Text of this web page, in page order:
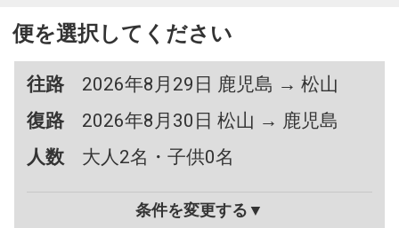
便を選択してください
往路
2026年8月29日 鹿児島 → 松山
復路
2026年8月30日 松山 → 鹿児島
人数
大人2名・子供0名
条件を変更する▼